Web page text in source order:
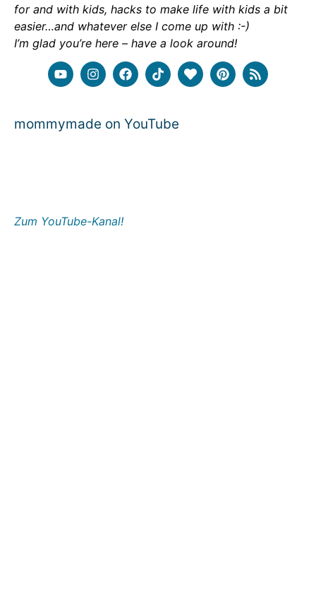
for and with kids, hacks to make life with kids a bit
easier…and whatever else I come up with :-)
I’m glad you’re here – have a look around!
mommymade on YouTube
Zum YouTube-Kanal!